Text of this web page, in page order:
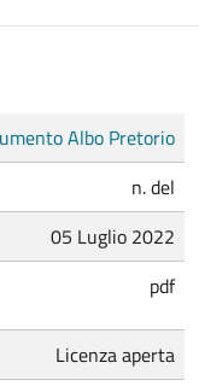
Albo Pretorio
n. del
05 Luglio 2022
pdf
Licenza aperta